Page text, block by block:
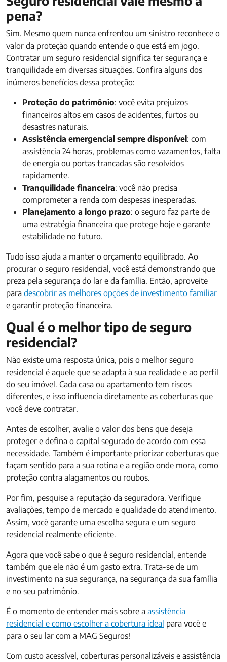
pena?
Sim. Mesmo quem nunca enfrentou um sinistro reconhece o
valor da proteção quando entende o que está em jogo.
Contratar um seguro residencial significa ter segurança e
tranquilidade em diversas situações. Confira alguns dos
inúmeros benefícios dessa proteção:
Proteção do patrimônio: você evita prejuízos
financeiros altos em casos de acidentes, furtos ou
desastres naturais.
Assistência emergencial sempre disponível : com
assistência 24 horas, problemas como vazamentos, falta
de energia ou portas trancadas são resolvidos
rapidamente.
Tranquilidade financeira: você não precisa
comprometer a renda com despesas inesperadas.
Planejamento a longo prazo: o seguro faz parte de
uma estratégia financeira que protege hoje e garante
estabilidade no futuro.
Tudo isso ajuda a manter o orçamento equilibrado. Ao
procurar o seguro residencial, você está demonstrando que
preza pela segurança do lar e da família. Então, aproveite
para descobrir as melhores opções de investimento familiar
e garantir proteção financeira.
Qual é o melhor tipo de seguro
residencial?
Não existe uma resposta única, pois o melhor seguro
residencial é aquele que se adapta à sua realidade e ao perfil
do seu imóvel. Cada casa ou apartamento tem riscos
diferentes, e isso influencia diretamente as coberturas que
você deve contratar.
Antes de escolher, avalie o valor dos bens que deseja
proteger e defina o capital segurado de acordo com essa
necessidade. Também é importante priorizar coberturas que
façam sentido para a sua rotina e a região onde mora, como
proteção contra alagamentos ou roubos.
Por fim, pesquise a reputação da seguradora. Verifique
avaliações, tempo de mercado e qualidade do atendimento.
Assim, você garante uma escolha segura e um seguro
residencial realmente eficiente.
Agora que você sabe o que é seguro residencial, entende
também que ele não é um gasto extra. Trata-se de um
investimento na sua segurança, na segurança da sua família
e no seu patrimônio.
É o momento de entender mais sobre a assistência
residencial e como escolher a cobertura ideal para você e
para o seu lar com a MAG Seguros!
Com custo acessível, coberturas personalizáveis e assistência